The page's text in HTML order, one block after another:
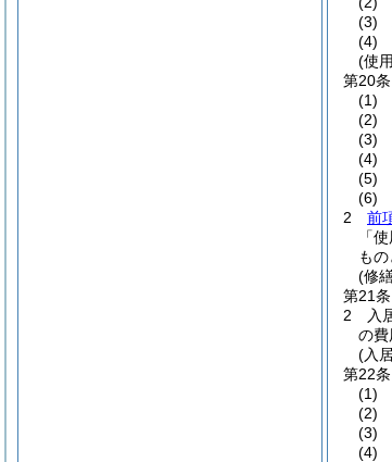
(3)
(4)
(使
第20条
(1)
(2)
(3)
(4)
(5)
(6)
2
前
「
もの
(修
第21条
2
入
の費
(入
第22条
(1)
(2)
(3)
(4)